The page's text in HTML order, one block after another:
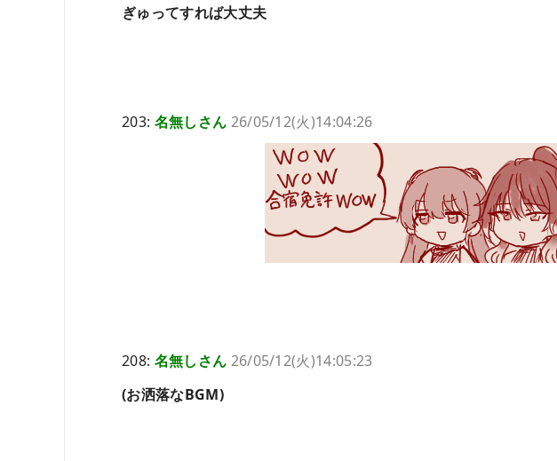
ぎゅってすれば大丈夫
203: 名無しさん 26/05/12(火)14:04:26
208: 名無しさん 26/05/12(火)14:05:23
(お洒落なBGM)